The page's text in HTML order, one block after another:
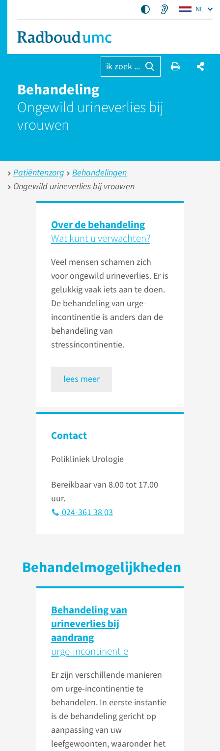
NL
ik zoek ...
Behandeling
Ongewild urineverlies bij
vrouwen
Patiëntenzorg
Behandelingen
Ongewild urineverlies bij vrouwen
Over de behandeling
Wat kunt u verwachten?
Veel mensen schamen zich
voor ongewild urineverlies. Er is
gelukkig vaak iets aan te doen.
De behandeling van urge-
incontinentie is anders dan de
behandeling van
stressincontinentie.
lees meer
Contact
Polikliniek Urologie
Bereikbaar van 8.00 tot 17.00
uur.
024-361 38 03
Behandelmogelijkheden
Behandeling van
urineverlies bij
aandrang
urge-incontinentie
Er zijn verschillende manieren
om urge-incontinentie te
behandelen. In eerste instantie
is de behandeling gericht op
aanpassing van uw
leefgewoonten, waaronder het